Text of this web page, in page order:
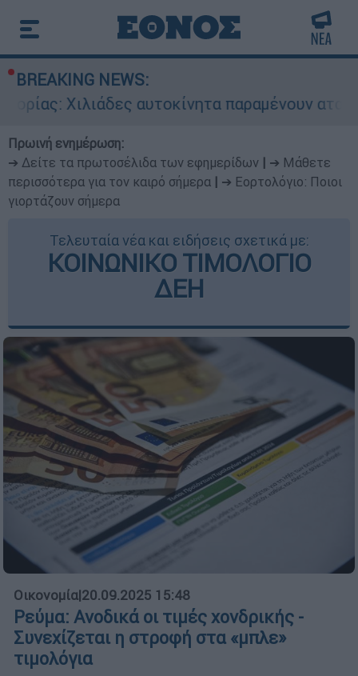
BREAKING NEWS:
αυτοκίνητα παραμένουν αταξινόμητα -
Πρωινή ενημέρωση:
➔ Δείτε τα πρωτοσέλιδα των εφημερίδων
➔ Μάθετε
περισσότερα για τον καιρό σήμερα
➔ Εορτολόγιο: Ποιοι
γιορτάζουν σήμερα
Τελευταία νέα και ειδήσεις σχετικά με:
ΚΟΙΝΩΝΙΚΟ ΤΙΜΟΛΟΓΙΟ
ΔΕΗ
Οικονομία|20.09.2025 15:48
Ρεύμα: Ανοδικά οι τιμές χονδρικής -
Συνεχίζεται η στροφή στα «μπλε»
τιμολόγια